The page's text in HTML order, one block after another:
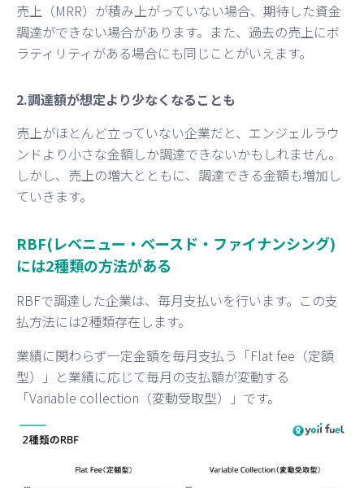
売上（MRR）が積み上がっていない場合、期待した資金
調達ができない場合があります。また、過去の売上にボ
ラティリティがある場合にも同じことがいえます。
2.調達額が想定より少なくなることも
売上がほとんど立っていない企業だと、エンジェルラウ
ンドより小さな金額しか調達できないかもしれません。
しかし、売上の増大とともに、調達できる金額も増加し
ていきます。
RBF(レベニュー・ベースド・ファイナンシング)
には2種類の方法がある
RBFで調達した企業は、毎月支払いを行います。この支
払方法には2種類存在します。
業績に関わらず一定金額を毎月支払う「Flat fee（定額
型）」と業績に応じて毎月の支払額が変動する
「Variable collection（変動受取型）」です。